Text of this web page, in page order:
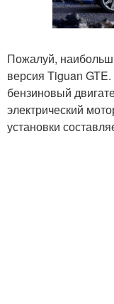
Пожалуй,
версия Tiguan
бензиновый
электрический
установки